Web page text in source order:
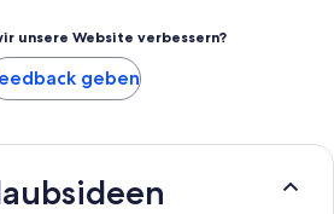
unsere Website verbessern?
geben